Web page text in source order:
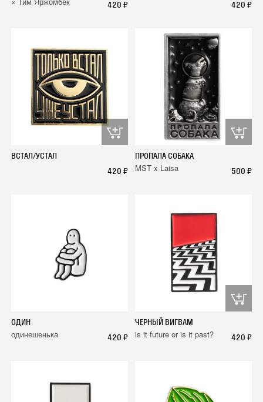
420 ₽
420 ₽
ВСТАЛ/УСТАЛ
420 ₽
ПРОПАЛА СОБАКА
MST x Laisa 500 ₽
ОДИН
одинешенька 420 ₽
ЧЕРНЫЙ ВИГВАМ
is it future or is it past? 420 ₽